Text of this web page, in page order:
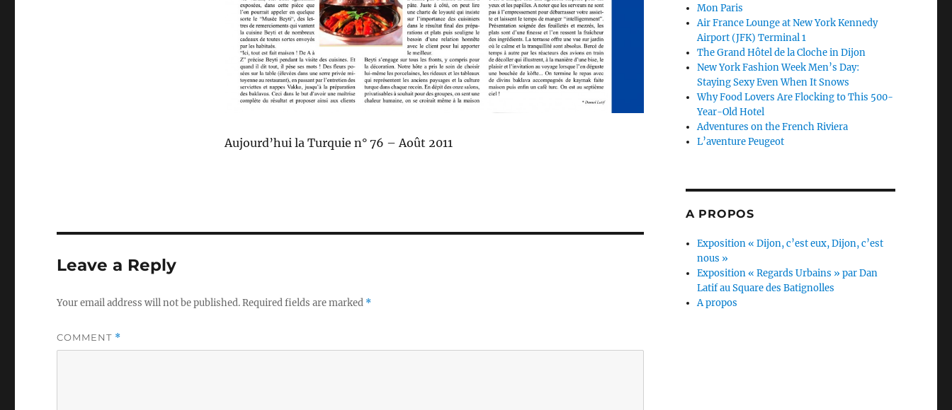
Aujourd’hui la Turquie n° 76 – Août 2011
Leave a Reply
Your email address will not be published.Required fields are marked *
COMMENT *
Mon Paris
Air France Lounge at New York Kennedy
Airport (JFK) Terminal 1
The Grand Hôtel de la Cloche in Dijon
New York Fashion Week Men’s Day:
Staying Sexy Even When It Snows
Why Food Lovers Are Flocking to This 500-
Year-Old Hotel
Adventures on the French Riviera
L’aventure Peugeot
A PROPOS
Exposition « Dijon, c’est eux, Dijon, c’est
nous »
Exposition « Regards Urbains » par Dan
Latif au Square des Batignolles
A propos